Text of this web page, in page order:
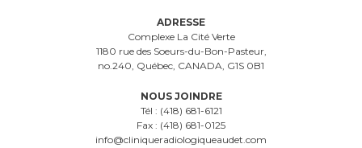
ADRESSE
Complexe La Cité Verte
1180 rue des Soeurs-du-Bon-Pasteur,
no.240, Québec, CANADA, G1S 0B1
NOUS JOINDRE
Tél : (418) 681-6121
Fax : (418) 681-0125
info@cliniqueradiologiqueaudet.com